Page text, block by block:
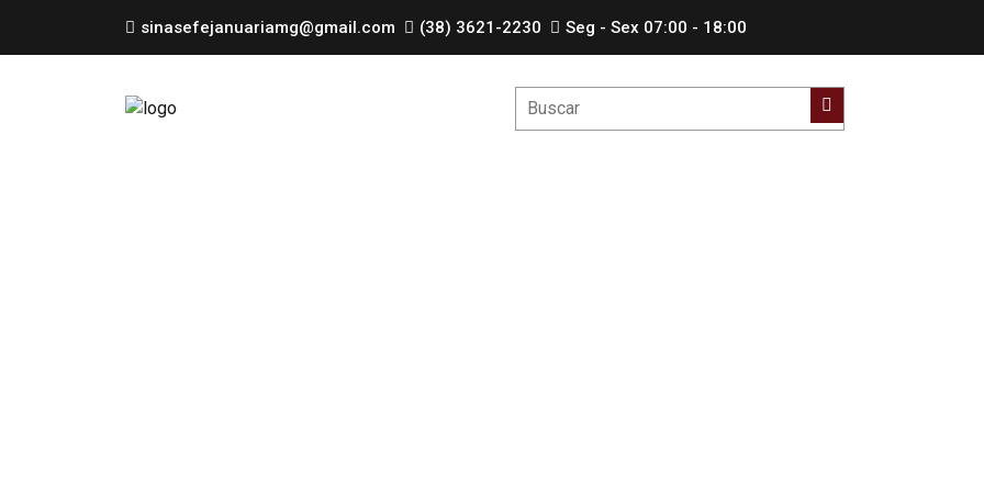
sinasefejanuariamg@gmail.com (38) 3621-2230 Seg - Sex 07:00 - 18:00